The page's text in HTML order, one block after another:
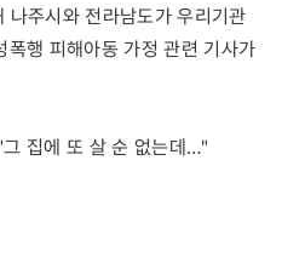
주시와 전라남도가 우리기관
행 피해아동 가정 관련 기사가
집에 또 살 순 없는데…"